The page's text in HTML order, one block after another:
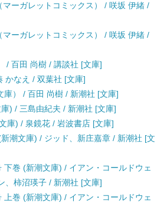
ーガレットコミックス） / 咲坂 伊緒 /
ーガレットコミックス） / 咲坂 伊緒 /
/ 百田 尚樹 / 講談社 [文庫]
かなえ / 双葉社 [文庫]
庫） / 百田 尚樹 / 新潮社 [文庫]
) / 三島由紀夫 / 新潮社 [文庫]
庫) / 泉鏡花 / 岩波書店 [文庫]
潮文庫) / ジッド、新庄嘉章 / 新潮社 [文
下巻 (新潮文庫) / イアン・コールドウェ
、柿沼瑛子 / 新潮社 [文庫]
上巻 (新潮文庫) / イアン・コールドウェ